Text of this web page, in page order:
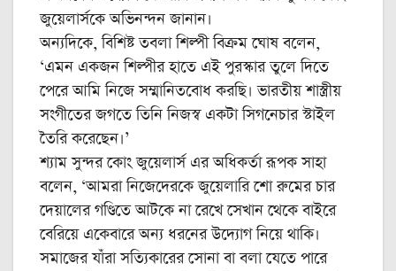
জুয়েলার্সকে অভিনন্দন জানান।
অন্যদিকে, বিশিষ্ট তবলা শিল্পী বিক্রম ঘোষ বলেন,
‘এমন একজন শিল্পীর হাতে এই পুরস্কার তুলে দিতে
পেরে আমি নিজে সম্মানিতবোধ করছি। ভারতীয় শাস্ত্রীয়
সংগীতের জগতে তিনি নিজস্ব একটা সিগনেচার স্টাইল
তৈরি করেছেন।’
শ্যাম সুন্দর কোং জুয়েলার্স এর অধিকর্তা রূপক সাহা
বলেন, ‘আমরা নিজেদেরকে জুয়েলারি শো রুমের চার
দেয়ালের গণ্ডিতে আটকে না রেখে সেখান থেকে বাইরে
বেরিয়ে একেবারে অন্য ধরনের উদ্যোগ নিয়ে থাকি।
সমাজের যাঁরা সত্যিকারের সোনা বা বলা যেতে পারে